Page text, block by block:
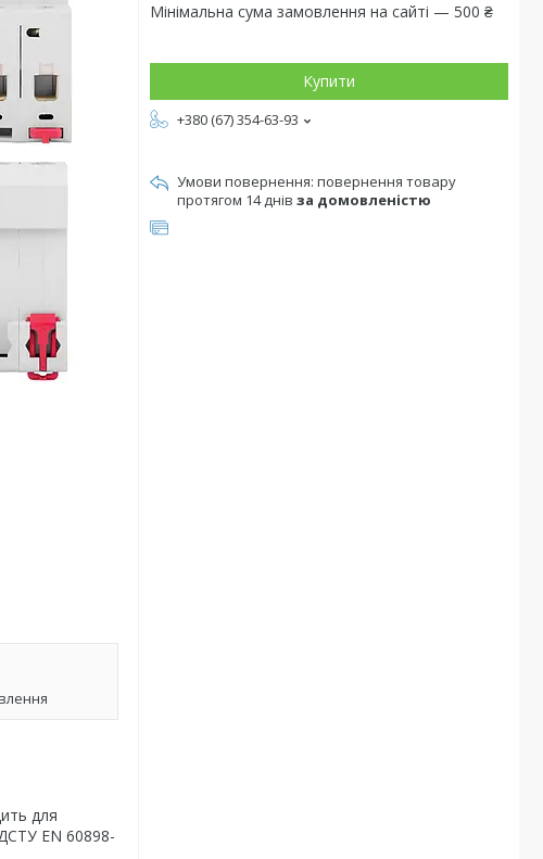
для
EN 60898-
Мінімальна сума замовлення на сайті — 500 ₴
Купити
+380 (67) 354-63-93
повернення товару
протягом 14 днів за домовленістю